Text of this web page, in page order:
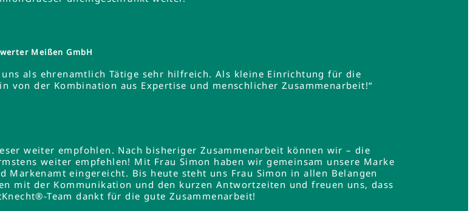
Meißen GmbH
als ehrenamtlich Tätige sehr hilfreich. Als kleine Einrichtung für die
der Kombination aus Expertise und menschlicher Zusammenarbeit!“
weiter empfohlen. Nach bisheriger Zusammenarbeit können wir – die
weiter empfehlen! Mit Frau Simon haben wir gemeinsam unsere Marke
Markenamt eingereicht. Bis heute steht uns Frau Simon in allen Belangen
mit der Kommunikation und den kurzen Antwortzeiten und freuen uns, dass
Team dankt für die gute Zusammenarbeit!